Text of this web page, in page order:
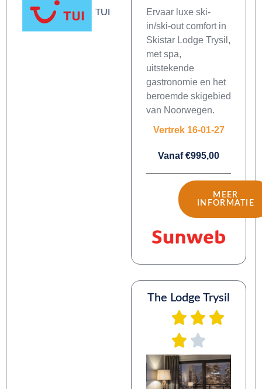
TUI
Ervaar luxe ski-
in/ski-out comfort in
Skistar Lodge Trysil,
met spa,
uitstekende
gastronomie en het
beroemde skigebied
van Noorwegen.
Vertrek 16-01-27
Vanaf €995,00
MEER
INFORMATIE
The Lodge Trysil